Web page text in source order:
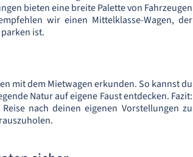
bieten eine breite Palette von Fahrzeugen
wir einen Mittelklasse-Wagen, der
ist.
mit dem Mietwagen erkunden. So kannst du
Natur auf eigene Faust entdecken. Fazit:
nach deinen eigenen Vorstellungen zu